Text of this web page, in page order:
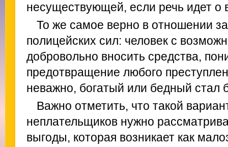
несуществующей, если речь идет о
То же самое верно в отношении
полицейских сил: человек с
добровольно вносить средства,
предотвращение любого
неважно, богатый или бедный стал
Важно отметить, что такой
неплательщиков нужно
выгоды, которая возникает как